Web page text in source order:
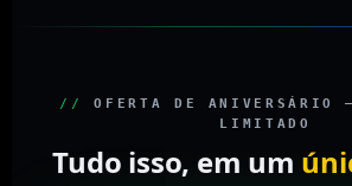
//
OFERTA DE ANIVERSÁRIO
LIMITADO
Tudo isso, em um